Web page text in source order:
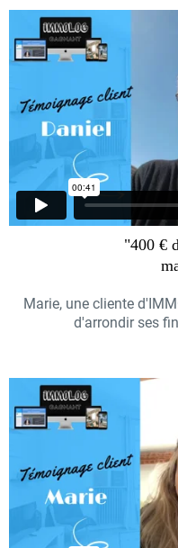
"400 €
Marie, une cliente
d'arrondir ses